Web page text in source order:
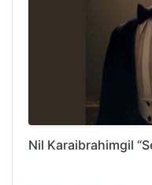
Nil Karaibrahimgil